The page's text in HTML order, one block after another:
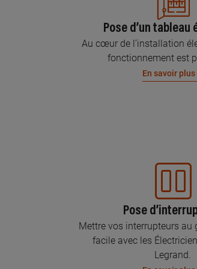
Pose d’un
Au cœur de l’installation
fonctionnement est
En savoir plus
Pose
Mettre vos interrupteurs au
facile avec les
Legrand.